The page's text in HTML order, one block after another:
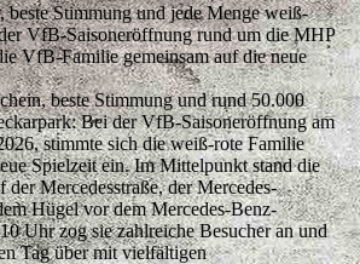
Stimmung und jede Menge weiß-
VfB-Saisoneröffnung rund um die MHP
VfB-Familie gemeinsam auf die neue
beste Stimmung und rund 50.000
Bei der VfB-Saisoneröffnung am
stimmte sich die weiß-rote Familie
Spielzeit ein. Im Mittelpunkt stand die
der Mercedesstraße, der Mercedes-
Hügel vor dem Mercedes-Benz-
Uhr zog sie zahlreiche Besucher an und
Tag über mit vielfältigen